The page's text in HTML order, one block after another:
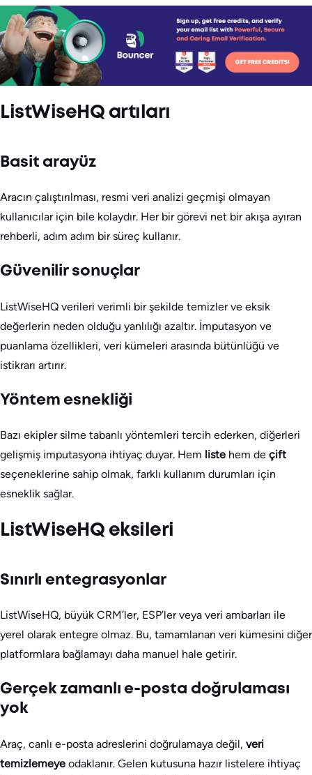
ListWiseHQ artıları
Basit arayüz
Aracın çalıştırılması, resmi veri analizi geçmişi olmayan
kullanıcılar için bile kolaydır. Her bir görevi net bir akışa ayıran
rehberli, adım adım bir süreç kullanır.
Güvenilir sonuçlar
ListWiseHQ verileri verimli bir şekilde temizler ve eksik
değerlerin neden olduğu yanlılığı azaltır. İmputasyon ve
puanlama özellikleri, veri kümeleri arasında bütünlüğü ve
istikrarı artırır.
Yöntem esnekliği
Bazı ekipler silme tabanlı yöntemleri tercih ederken, diğerleri
gelişmiş imputasyona ihtiyaç duyar. Hem liste hem de çift
seçeneklerine sahip olmak, farklı kullanım durumları için
esneklik sağlar.
ListWiseHQ eksileri
Sınırlı entegrasyonlar
ListWiseHQ, büyük CRM’ler, ESP’ler veya veri ambarları ile
yerel olarak entegre olmaz. Bu, tamamlanan veri kümesini diğer
platformlara bağlamayı daha manuel hale getirir.
Gerçek zamanlı e-posta doğrulaması
yok
Araç, canlı e-posta adreslerini doğrulamaya değil, veri
temizlemeye odaklanır. Gelen kutusuna hazır listelere ihtiyaç